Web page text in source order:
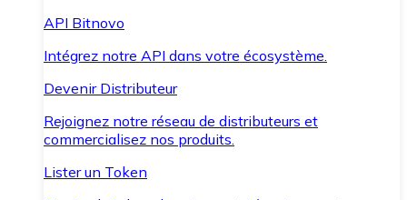
API Bitnovo
Intégrez notre API dans votre écosystème.
Devenir Distributeur
Rejoignez notre réseau de distributeurs et
commercialisez nos produits.
Lister un Token